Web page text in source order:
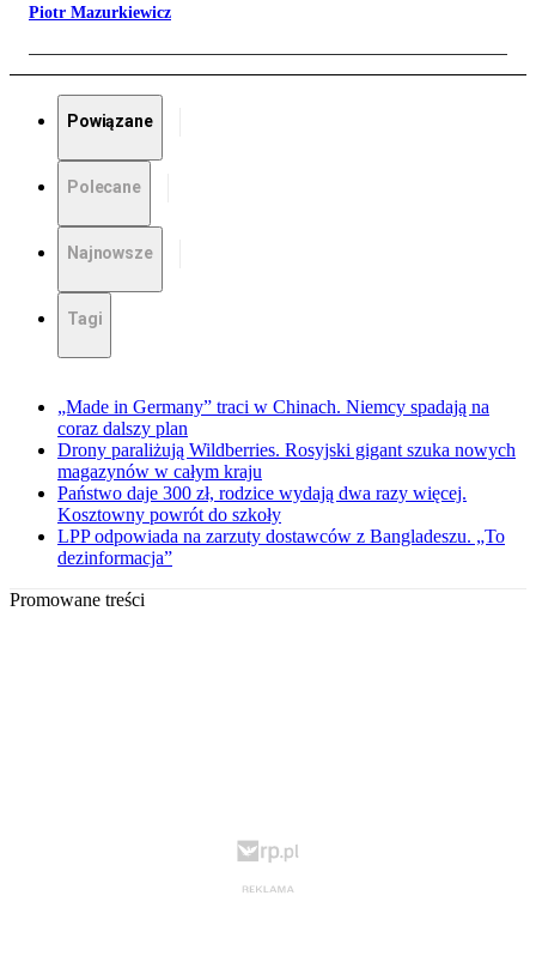
Piotr Mazurkiewicz
Powiązane
Polecane
Najnowsze
Tagi
„Made in Germany” traci w Chinach. Niemcy spadają na
coraz dalszy plan
Drony paraliżują Wildberries. Rosyjski gigant szuka nowych
magazynów w całym kraju
Państwo daje 300 zł, rodzice wydają dwa razy więcej.
Kosztowny powrót do szkoły
LPP odpowiada na zarzuty dostawców z Bangladeszu. „To
dezinformacja”
Promowane treści